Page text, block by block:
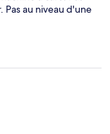
au niveau d'une